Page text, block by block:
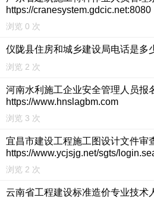
https://cranesystem.gdcic.net:8080
浏览 0 次
仪陇县住房和城乡建设局电话是多
浏览 2 次
河南水利施工企业安全管理人员报
https://www.hnslagbm.com
浏览 3 次
宜昌市建设工程施工图设计文件审
https://www.ycjsjg.net/sgts/
浏览 2 次
云南省工程建设标准造价专业技术